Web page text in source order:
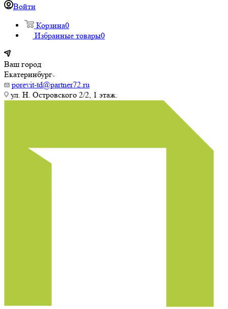
Войти
Корзина0
Избранные товары0
Ваш город
Екатеринбург
porevit-td@partner72.ru
ул. Н. Островского 2/2, 1 этаж.